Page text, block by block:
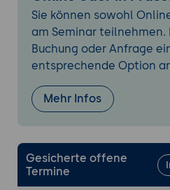
Transfer sichern:
Handlungsplan,
FollowUp
Abschluss:
Methodenauswahl und
Brainwriting,
Digitale Tools (z. B.
Padlet)
Sie können sowohl
am Seminar teilnehmen.
Buchung oder Anfrage
entsprechende Option
Mehr Infos
Gesicherte offene
Termine